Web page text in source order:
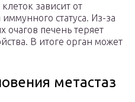
зависит от
статуса. Из-за
очагов печень теряет
В итоге орган может
метастаз